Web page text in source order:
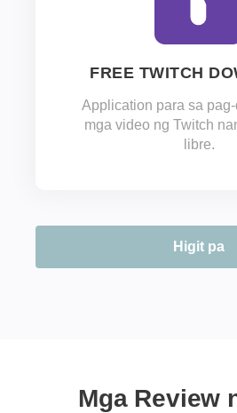
FREE TWITCH
Application para sa
mga video ng Twitch
libre.
Higit pa
Mga Review